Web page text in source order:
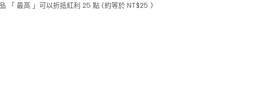
「 最高 」可以折抵紅利 25 點 (約等於 NT$25 )